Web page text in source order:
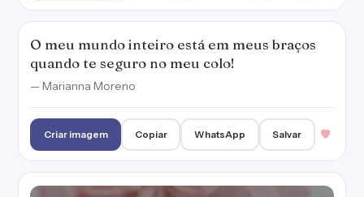
O meu mundo inteiro está em meus braços
quando te seguro no meu colo!
— Marianna Moreno
Criar imagem Copiar WhatsApp Salvar